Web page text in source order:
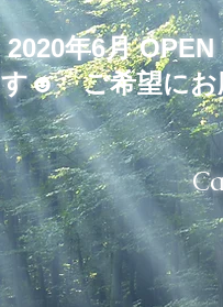
​2020年6月
す☻ ご希望にお